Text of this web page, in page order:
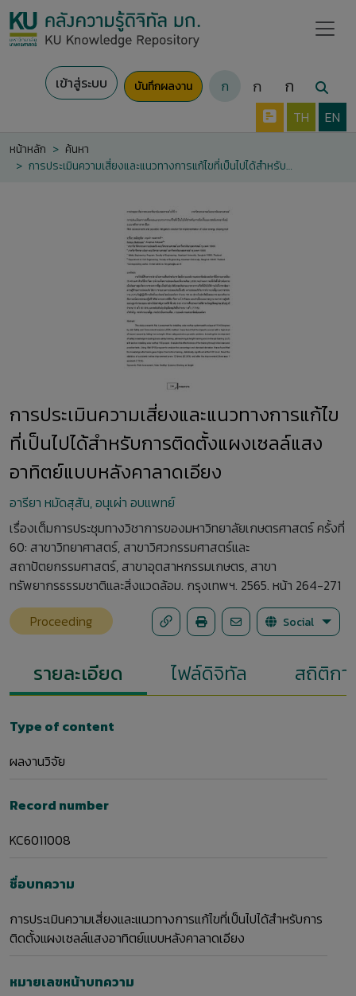
เข้าสู่ระบบ บันทึกผลงาน ก ก ก
TH EN
หน้าหลัก
ค้นหา
การประเมินความเสี่ยงและแนวทางการแก้ไขที่เป็นไปได้สำหรับการติดตั้งแผงเซลล์แสงอาทิตย์แบบหลังคาลาดเอียง
การประเมินความเสี่ยงและแนวทางการแก้ไข
ที่เป็นไปได้สำหรับการติดตั้งแผงเซลล์แสง
อาทิตย์แบบหลังคาลาดเอียง
อารียา หมัดสุสัน, อนุเผ่า อบแพทย์
เรื่องเต็มการประชุมทางวิชาการของมหาวิทยาลัยเกษตรศาสตร์ ครั้งที่
60: สาขาวิทยาศาสตร์, สาขาวิศวกรรมศาสตร์และ
สถาปัตยกรรมศาสตร์, สาขาอุตสาหกรรมเกษตร, สาขา
ทรัพยากรธรรมชาติและสิ่งแวดล้อม. กรุงเทพฯ. 2565. หน้า 264-271
Proceeding
Social
รายละเอียด ไฟล์ดิจิทัล สถิติกา
Type of content
ผลงานวิจัย
Record number
KC6011008
ชื่อบทความ
การประเมินความเสี่ยงและแนวทางการแก้ไขที่เป็นไปได้สำหรับการ
ติดตั้งแผงเซลล์แสงอาทิตย์แบบหลังคาลาดเอียง
หมายเลขหน้าบทความ